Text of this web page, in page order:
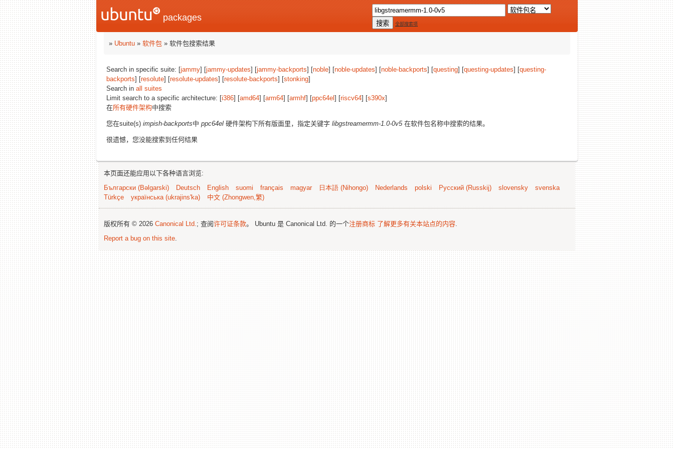
packages
全部搜索项
» Ubuntu » 软件包 » 软件包搜索结果
Search in specific suite: [jammy] [jammy-updates] [jammy-backports] [noble] [noble-updates] [noble-backports] [questing] [questing-updates] [questing-
backports] [resolute] [resolute-updates] [resolute-backports] [stonking]
Search in all suites
Limit search to a specific architecture: [i386] [amd64] [arm64] [armhf] [ppc64el ] [riscv64] [s390x]
在所有硬件架构中搜索
您在suite(s) impish-backports中 ppc64el 硬件架构下所有版面里，指定关键字 libgstreamermm-1.0-0v5在软件包名称中搜索的结果。
很遗憾，您没能搜索到任何结果
本页面还能应用以下各种语言浏览:
Български (Bəlgarski)
Deutsch English suomi français magyar 日本語 (Nihongo) Nederlands polski Русский (Russkij) slovensky
svenska
Türkçe
українська (ukrajins'ka) 中文 (Zhongwen,繁)
版权所有 © 2026 Canonical Ltd.; 查阅许可证条款。 Ubuntu 是 Canonical Ltd. 的一个注册商标 了解更多有关本站点的内容.
Report a bug on this site.